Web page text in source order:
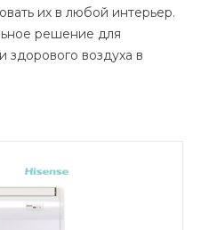
их в любой интерьер.
решение для
здорового воздуха в